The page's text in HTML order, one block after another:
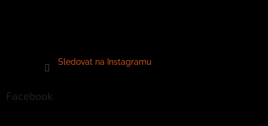
Sledovat na Instagramu
Facebook